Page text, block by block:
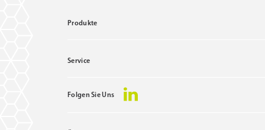
Produkte
Service
Folgen Sie Uns